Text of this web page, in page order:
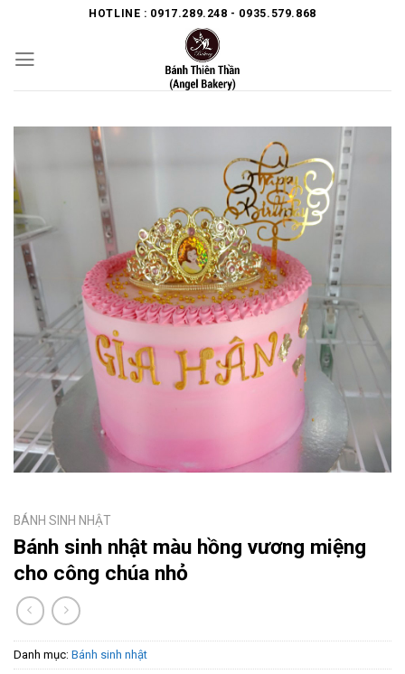
content
HOTLINE : 0917.289.248 - 0935.579.868
BÁNH SINH NHẬT
Bánh sinh nhật màu hồng vương miệng
cho công chúa nhỏ
Danh mục: Bánh sinh nhật